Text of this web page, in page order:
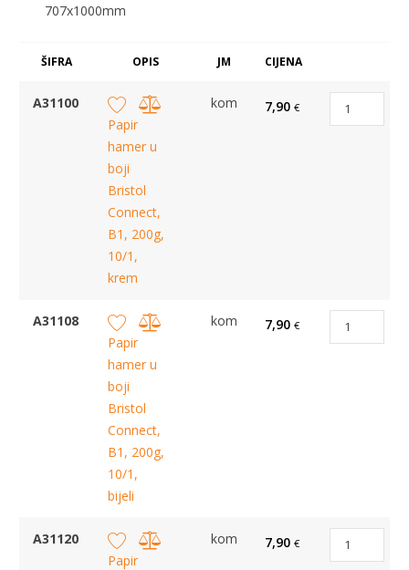
707x1000mm
ŠIFRA OPIS JM CIJENA
A31100
Papir
hamer u
boji
Bristol
Connect,
B1, 200g,
10/1,
krem
kom 7,90 €
A31108
Papir
hamer u
boji
Bristol
Connect,
B1, 200g,
10/1,
bijeli
kom 7,90 €
A31120
Papir
kom 7,90 €